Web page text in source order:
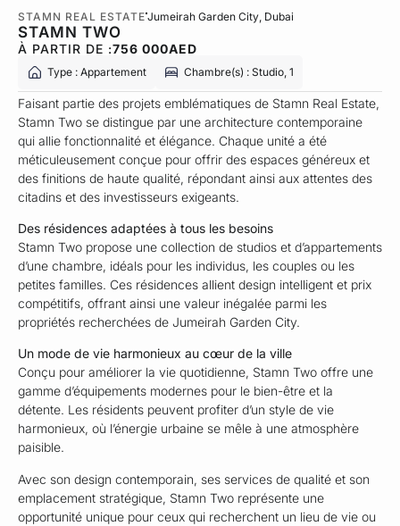
STAMN REAL ESTATE Jumeirah Garden City , Dubai
STAMN TWO
À PARTIR DE :756 000AED
Type : Appartement Chambre(s) : Studio, 1
Faisant partie des projets emblématiques de Stamn Real Estate,
Stamn Two se distingue par une architecture contemporaine
qui allie fonctionnalité et élégance. Chaque unité a été
méticuleusement conçue pour offrir des espaces généreux et
des finitions de haute qualité, répondant ainsi aux attentes des
citadins et des investisseurs exigeants.
Des résidences adaptées à tous les besoins
Stamn Two propose une collection de studios et d’appartements
d’une chambre, idéals pour les individus, les couples ou les
petites familles. Ces résidences allient design intelligent et prix
compétitifs, offrant ainsi une valeur inégalée parmi les
propriétés recherchées de Jumeirah Garden City.
Un mode de vie harmonieux au cœur de la ville
Conçu pour améliorer la vie quotidienne, Stamn Two offre une
gamme d’équipements modernes pour le bien-être et la
détente. Les résidents peuvent profiter d’un style de vie
harmonieux, où l’énergie urbaine se mêle à une atmosphère
paisible.
Avec son design contemporain, ses services de qualité et son
emplacement stratégique, Stamn Two représente une
opportunité unique pour ceux qui recherchent un lieu de vie ou